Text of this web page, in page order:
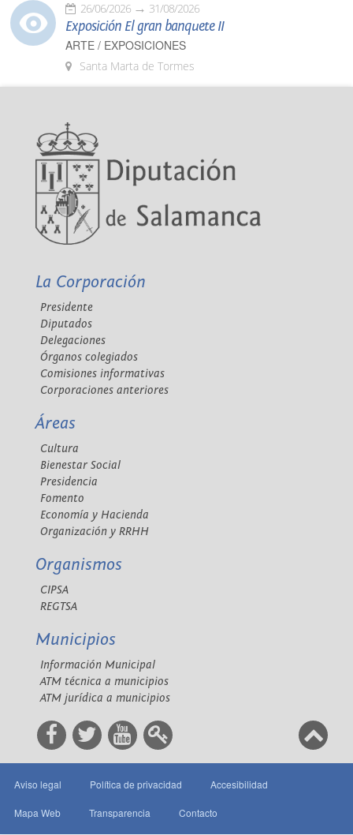
26/06/2026 31/08/2026
Exposición El gran banquete II
ARTE / EXPOSICIONES
Santa Marta de Tormes
La Corporación
Presidente
Diputados
Delegaciones
Órganos colegiados
Comisiones informativas
Corporaciones anteriores
Áreas
Cultura
Bienestar Social
Presidencia
Fomento
Economía y Hacienda
Organización y RRHH
Organismos
CIPSA
REGTSA
Municipios
Información Municipal
ATM técnica a municipios
ATM jurídica a municipios
Aviso legal Política de privacidad Accesibilidad
Mapa Web Transparencia Contacto